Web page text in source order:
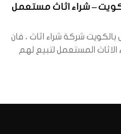
– شراء اثاث مستعمل
شركة شراء اثاث ، فان
المستعمل لتبيع لهم